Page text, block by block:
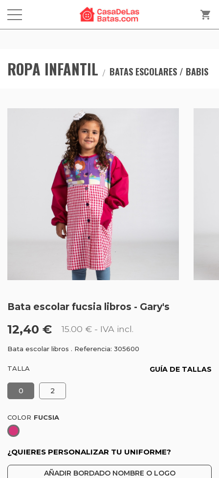
shopping_cart
ROPA INFANTIL BATAS ESCOLARES / BABIS
Bata escolar fucsia libros - Gary's
12,40 € 15.00 € - IVA incl.
Bata escolar libros . Referencia: 305600
TALLA GUÍA DE TALLAS
0 2
COLOR
Fucsia
¿QUIERES PERSONALIZAR TU UNIFORME?
AÑADIR BORDADO NOMBRE O LOGO